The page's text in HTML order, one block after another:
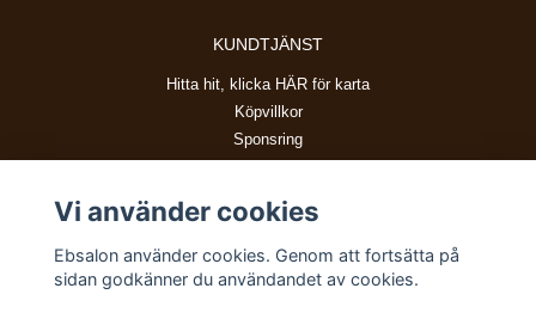
KUNDTJÄNST
Hitta hit, klicka HÄR för karta
Köpvillkor
Sponsring
BETALSÄTT
Vi använder cookies
Ebsalon använder cookies. Genom att fortsätta på
sidan godkänner du användandet av cookies.